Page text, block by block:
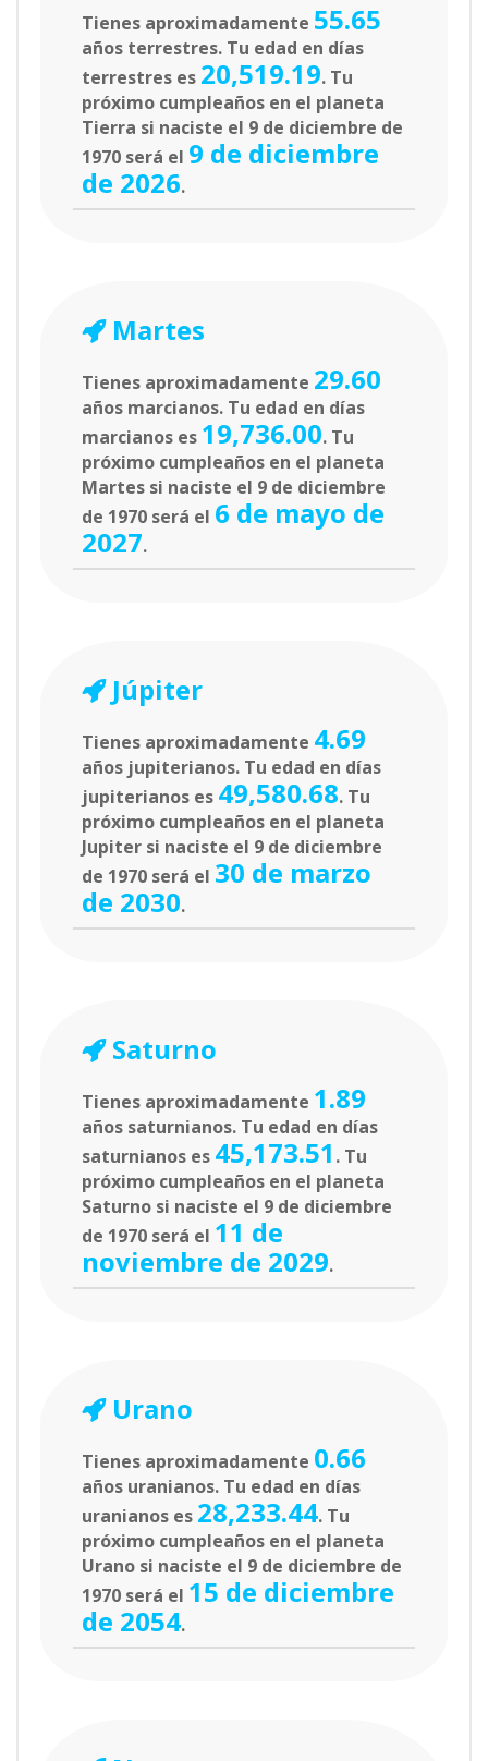
Tienes aproximadamente 55.65
años terrestres. Tu edad en días
terrestres es 20,519.19. Tu
próximo cumpleaños en el planeta
Tierra si naciste el 9 de diciembre de
1970 será el 9 de diciembre
de 2026.
Martes
Tienes aproximadamente 29.60
años marcianos. Tu edad en días
marcianos es 19,736.00. Tu
próximo cumpleaños en el planeta
Martes si naciste el 9 de diciembre
de 1970 será el 6 de mayo de
2027.
Júpiter
Tienes aproximadamente 4.69
años jupiterianos. Tu edad en días
jupiterianos es 49,580.68. Tu
próximo cumpleaños en el planeta
Jupiter si naciste el 9 de diciembre
de 1970 será el 30 de marzo
de 2030.
Saturno
Tienes aproximadamente 1.89
años saturnianos. Tu edad en días
saturnianos es 45,173.51 . Tu
próximo cumpleaños en el planeta
Saturno si naciste el 9 de diciembre
de 1970 será el 11 de
noviembre de 2029.
Urano
Tienes aproximadamente 0.66
años uranianos. Tu edad en días
uranianos es 28,233.44. Tu
próximo cumpleaños en el planeta
Urano si naciste el 9 de diciembre de
1970 será el 15 de diciembre
de 2054.